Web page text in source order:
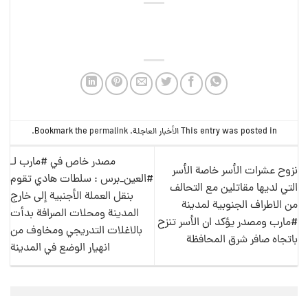
This entry was posted inالأخبار العاجلة. Bookmark the
permalink
.
نزوح عشرات الأسر خاصة الأسر
التي لديها مقاتلين مع التحالف
من الاطراف الجنوبية لمدينة
#مارب ومصدر يؤكد ان الأسر تنزح
باتجاه صافر شرق المحافظة
مصدر خاص في #مارب لـ
#العين_برس : سلطات هادي تقوم
بنقل العملة الأجنبية إلى خارج
المدينة ومحلات الصرافة بدأت
بالاغلات التدريجي ومخاوف من
انهيار الوضع في المدينة